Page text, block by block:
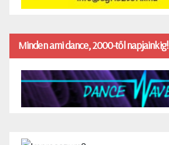
Minden ami dance, 2000-től napjainkig!